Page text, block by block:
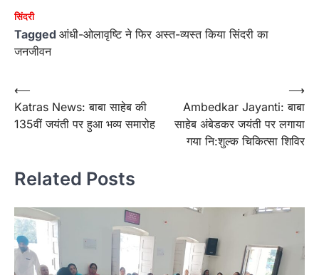
सिंदरी
Tagged आंधी-ओलावृष्टि ने फिर अस्त-व्यस्त किया सिंदरी का
जनजीवन
Post
navigation
⟵
Katras News: बाबा साहेब की
135वीं जयंती पर हुआ भव्य समारोह
Ambedkar Jayanti: बाबा
साहेब अंबेडकर जयंती पर लगाया
गया नि:शुल्क चिकित्सा शिविर
⟶
Related Posts